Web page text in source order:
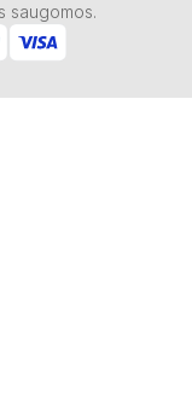
saugomos.